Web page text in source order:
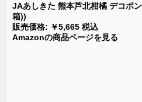
JAあしきた 熊本芦北柑橘 デコポ
箱))
販売価格: ￥5,665 税込
Amazonの商品ページを見る